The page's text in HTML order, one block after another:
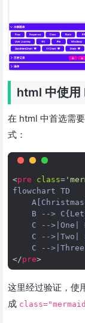
html 中使
在 html 中首选需
式：
<pre class=
flowchart TD
B -->
C -->|One|
C -->|Two|
</pre>
这里经过验证，使
成